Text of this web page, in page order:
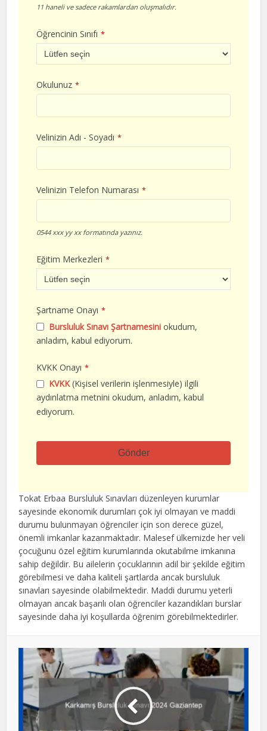
11 haneli ve sadece rakamlardan oluşmalıdır.
Öğrencinin Sınıfı *
Okulunuz *
Velinizin Adı - Soyadı *
Velinizin Telefon Numarası *
0544 xxx yy xx formatında yazınız.
Eğitim Merkezleri *
Şartname Onayı *
Bursluluk Sınavı Şartnamesini okudum,
anladım, kabul ediyorum.
KVKK Onayı *
KVKK(Kişisel verilerin işlenmesiyle) ilgili
aydınlatma metnini okudum, anladım, kabul
ediyorum.
Gönder
alan
boş
bırakılmalıdır
Tokat Erbaa Bursluluk Sınavları düzenleyen kurumlar
sayesinde ekonomik durumları çok iyi olmayan ve maddi
durumu bulunmayan öğrenciler için son derece güzel,
önemli imkanlar kazanmaktadır. Malesef ülkemizde her veli
çocuğunu özel eğitim kurumlarında okutabilme imkanına
sahip değildir. Bu ailelerin çocuklarının adil bir şekilde eğitim
görebilmesi ve daha kaliteli şartlarda ancak bursluluk
sınavları sayesinde olabilmektedir. Maddi durumu yeterli
olmayan ancak başarılı olan öğrenciler kazandıkları burslar
sayesinde daha iyi koşullarda öğrenim görebilmektedirler.